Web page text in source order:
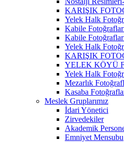
KARIŞIK
Yelek Halk
Kabile
Kabile
Yelek Halk
KARIŞIK
YELEK KÖYÜ
Yelek Halk
Mezarlık
Kasaba
Meslek Gruplarımız
İdari Yönetici
Zirvedekiler
Akademik
Emniyet Mensubu